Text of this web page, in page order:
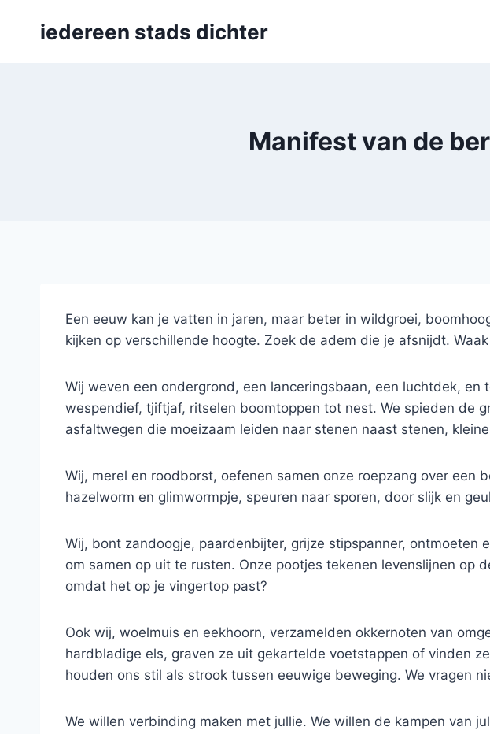
iedereen stads dichter
Manifest van de
Een eeuw kan je vatten in jaren, maar beter in wildgroei,
kijken op verschillende hoogte. Zoek de adem die je afsnijdt.
Wij weven een ondergrond, een lanceringsbaan, een luchtdek,
wespendief, tjiftjaf, ritselen boomtoppen tot nest. We spieden de
asfaltwegen die moeizaam leiden naar stenen naast stenen,
Wij, merel en roodborst, oefenen samen onze roepzang over een
hazelworm en glimwormpje, speuren naar sporen, door slijk en
Wij, bont zandoogje, paardenbijter, grijze stipspanner,
om samen op uit te rusten. Onze pootjes tekenen levenslijnen op
omdat het op je vingertop past?
Ook wij, woelmuis en eekhoorn, verzamelden okkernoten van
hardbladige els, graven ze uit gekartelde voetstappen of vinden
houden ons stil als strook tussen eeuwige beweging. We vragen
We willen verbinding maken met jullie. We willen de kampen van